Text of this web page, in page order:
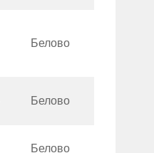
Белово
Белово
Белово